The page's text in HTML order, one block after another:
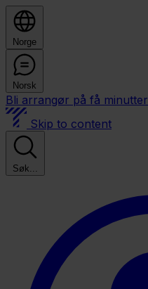
Norge
Norsk
Bli arrangør på få minutter
Skip to content
Søk...